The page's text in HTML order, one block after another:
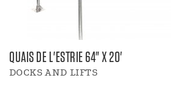
QUAIS DE L'ESTRIE 64" X 20'
DOCKS AND LIFTS